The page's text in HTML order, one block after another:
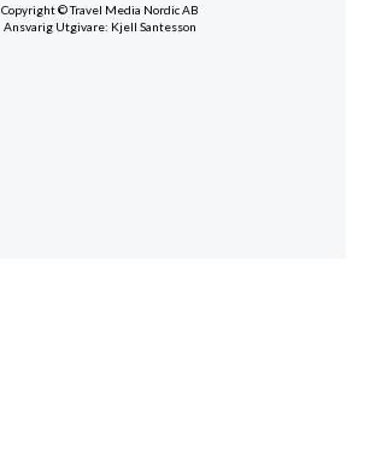
Copyright © Travel Media Nordic AB
Ansvarig Utgivare: Kjell Santesson